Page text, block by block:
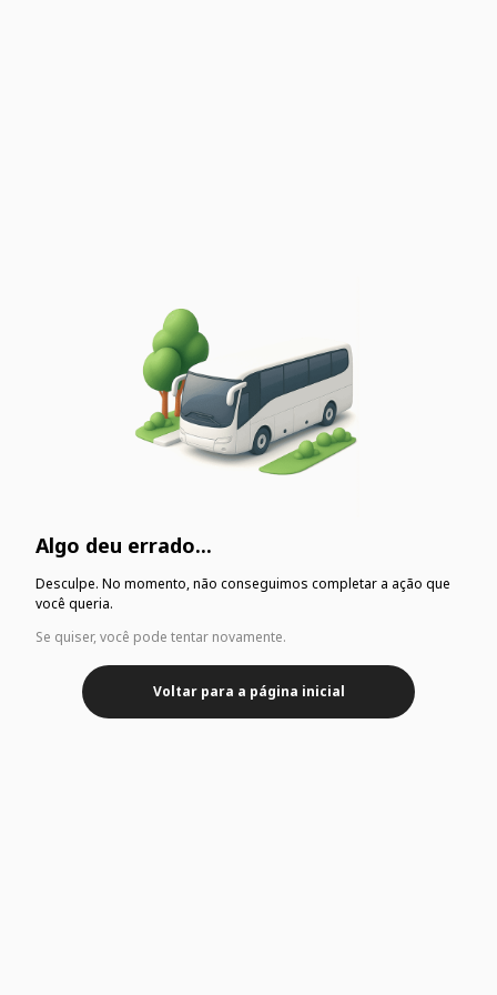
Algo deu errado...
Desculpe. No momento, não conseguimos completar a ação que
você queria.
Se quiser, você pode tentar novamente.
Voltar para a página inicial